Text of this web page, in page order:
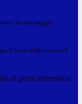
un messaggio
il reset della password
di posta elettronica!